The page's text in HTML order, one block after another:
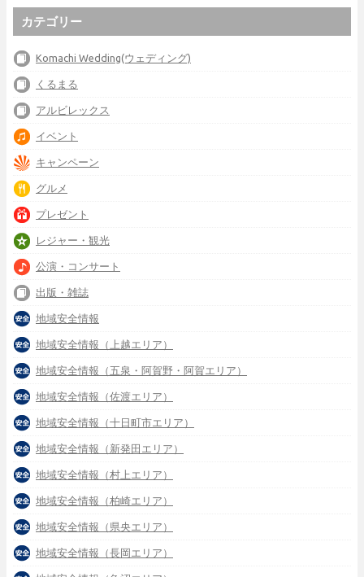
カテゴリー
Komachi Wedding(ウェディング)
くるまる
アルビレックス
イベント
キャンペーン
グルメ
プレゼント
レジャー・観光
公演・コンサート
出版・雑誌
地域安全情報
地域安全情報（上越エリア）
地域安全情報（五泉・阿賀野・阿賀エリア）
地域安全情報（佐渡エリア）
地域安全情報（十日町市エリア）
地域安全情報（新発田エリア）
地域安全情報（村上エリア）
地域安全情報（柏崎エリア）
地域安全情報（県央エリア）
地域安全情報（長岡エリア）